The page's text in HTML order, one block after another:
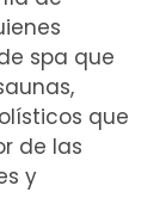
spa que
que
de las
y